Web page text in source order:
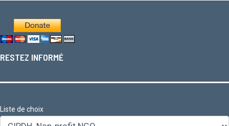
RESTEZ INFORMÉ
Liste de choix